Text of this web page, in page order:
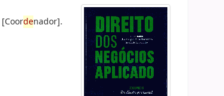
[Coordenador].